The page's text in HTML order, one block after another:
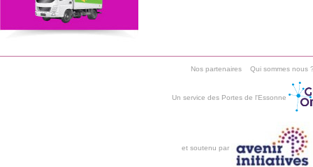
Nos partenaires Qui sommes nous
Un service des Portes de l'Essonne
et soutenu par